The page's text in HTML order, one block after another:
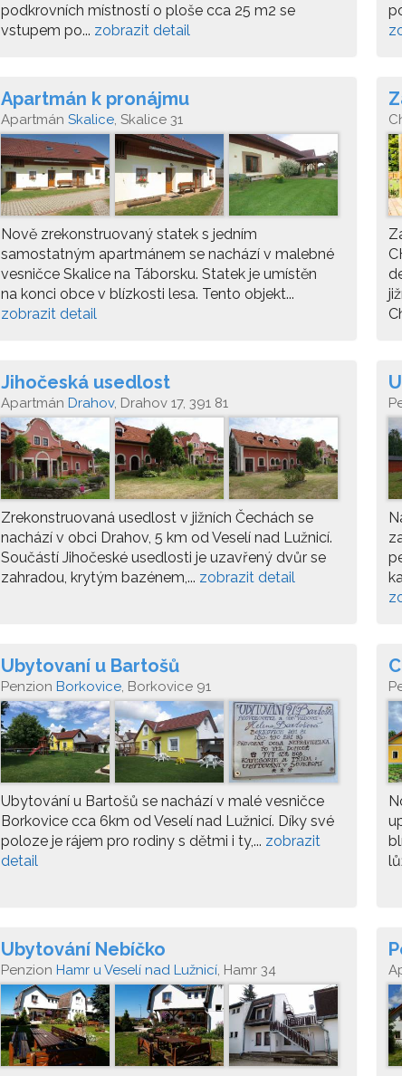
podkrovních místností o ploše cca 25 m2 se
vstupem po... zobrazit detail
Apartmán k pronájmu
Apartmán Skalice, Skalice 31
Nově zrekonstruovaný statek s jedním
samostatným apartmánem se nachází v malebné
vesničce Skalice na Táborsku. Statek je umístěn
na konci obce v blízkosti lesa. Tento objekt...
zobrazit detail
Jihočeská usedlost
Apartmán Drahov, Drahov 17, 391 81
Zrekonstruovaná usedlost v jižních Čechách se
nachází v obci Drahov, 5 km od Veselí nad Lužnicí.
Součástí Jihočeské usedlosti je uzavřený dvůr se
zahradou, krytým bazénem,... zobrazit detail
Ubytovaní u Bartošů
Penzion Borkovice, Borkovice 91
Ubytování u Bartošů se nachází v malé vesničce
Borkovice cca 6km od Veselí nad Lužnicí. Díky své
poloze je rájem pro rodiny s dětmi i ty,... zobrazit
detail
Ubytování Nebíčko
Penzion Hamr u Veselí nad Lužnicí, Hamr 34